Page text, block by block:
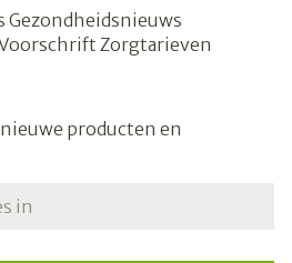
Gezondheidsnieuws
Zorgtarieven
producten en